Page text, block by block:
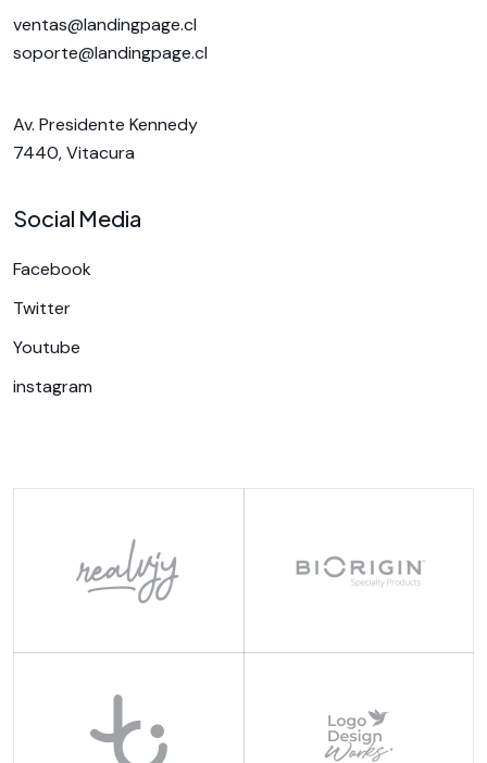
ventas@landingpage.cl
soporte@landingpage.cl
Av. Presidente Kennedy
7440, Vitacura
Social Media
Facebook
Twitter
Youtube
instagram